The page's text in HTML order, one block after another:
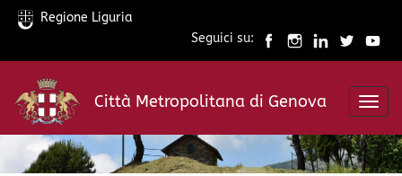
Salta
contenuto
principale
Regione Liguria
Seguici su:
Città Metropolitana di Genova